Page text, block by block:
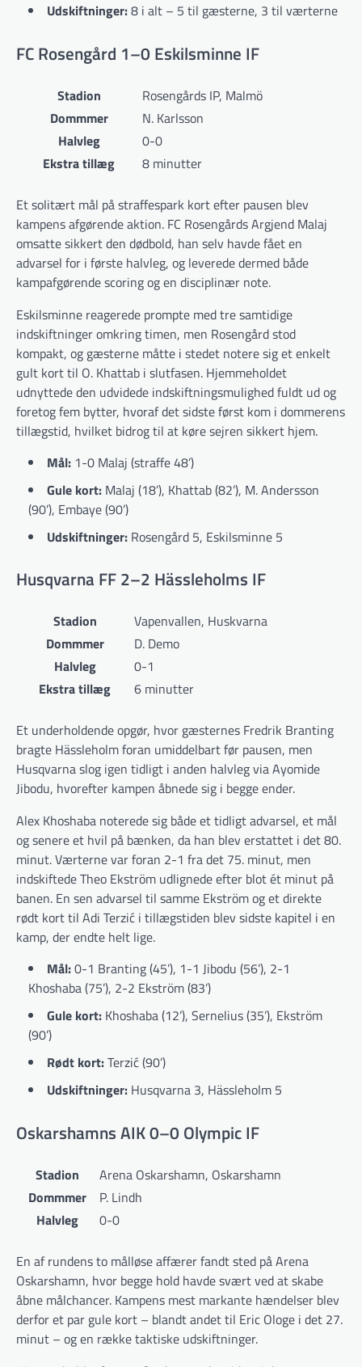
Udskiftninger:8 i alt – 5 til gæsterne, 3 til værterne
FC Rosengård 1–0 Eskilsminne IF
Stadion
Rosengårds IP, Malmö
Dommmer
N. Karlsson
Halvleg
0-0
Ekstra tillæg
8 minutter
Et solitært mål på straffespark kort efter pausen blev
kampens afgørende aktion. FC Rosengårds Argjend Malaj
omsatte sikkert den dødbold, han selv havde fået en
advarsel for i første halvleg, og leverede dermed både
kampafgørende scoring og en disciplinær note.
Eskilsminne reagerede prompte med tre samtidige
indskiftninger omkring timen, men Rosengård stod
kompakt, og gæsterne måtte i stedet notere sig et enkelt
gult kort til O. Khattab i slutfasen. Hjemmeholdet
udnyttede den udvidede indskiftningsmulighed fuldt ud og
foretog fem bytter, hvoraf det sidste først kom i dommerens
tillægstid, hvilket bidrog til at køre sejren sikkert hjem.
Mål: 1-0 Malaj (straffe 48’)
Gule kort: Malaj (18’), Khattab (82’), M. Andersson
(90’), Embaye (90’)
Udskiftninger: Rosengård 5, Eskilsminne 5
Husqvarna FF 2–2 Hässleholms IF
Stadion
Vapenvallen, Huskvarna
Dommmer
D. Demo
Halvleg
0-1
Ekstra tillæg
6 minutter
Et underholdende opgør, hvor gæsternes Fredrik Branting
bragte Hässleholm foran umiddelbart før pausen, men
Husqvarna slog igen tidligt i anden halvleg via Ayomide
Jibodu, hvorefter kampen åbnede sig i begge ender.
Alex Khoshaba noterede sig både et tidligt advarsel, et mål
og senere et hvil på bænken, da han blev erstattet i det 80.
minut. Værterne var foran 2-1 fra det 75. minut, men
indskiftede Theo Ekström udlignede efter blot ét minut på
banen. En sen advarsel til samme Ekström og et direkte
rødt kort til Adi Terzić i tillægstiden blev sidste kapitel i en
kamp, der endte helt lige.
Mål:0-1 Branting (45’), 1-1 Jibodu (56’), 2-1
Khoshaba (75’), 2-2 Ekström (83’)
Gule kort: Khoshaba (12’), Sernelius (35’), Ekström
(90’)
Rødt kort:Terzić (90’)
Udskiftninger: Husqvarna 3, Hässleholm 5
Oskarshamns AIK 0–0 Olympic IF
Stadion
Arena Oskarshamn, Oskarshamn
Dommmer
P. Lindh
Halvleg
0-0
En af rundens to målløse affærer fandt sted på Arena
Oskarshamn, hvor begge hold havde svært ved at skabe
åbne målchancer. Kampens mest markante hændelser blev
derfor et par gule kort – blandt andet til Eric Ologe i det 27.
minut – og en række taktiske udskiftninger.